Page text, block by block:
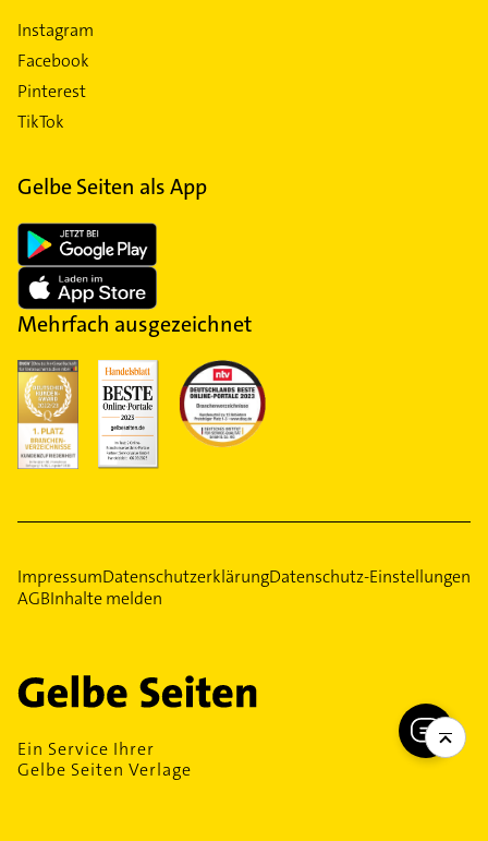
Instagram
Facebook
Pinterest
TikTok
Gelbe Seiten als App
Mehrfach ausgezeichnet
ImpressumDatenschutzerklärungDatenschutz-Einstellungen
AGBInhalte melden
Ein Service Ihrer
Gelbe Seiten Verlage